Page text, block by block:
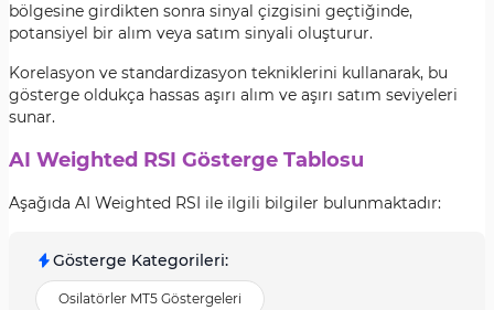
bölgesine girdikten sonra sinyal çizgisini geçtiğinde,
potansiyel bir alım veya satım sinyali oluşturur.
Korelasyon ve standardizasyon tekniklerini kullanarak, bu
gösterge oldukça hassas aşırı alım ve aşırı satım seviyeleri
sunar.
AI Weighted RSI Gösterge Tablosu
Aşağıda AI Weighted RSI ile ilgili bilgiler bulunmaktadır:
Gösterge Kategorileri:
Osilatörler MT5 Göstergeleri